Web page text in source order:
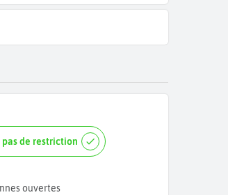
pas de restriction
ouvertes